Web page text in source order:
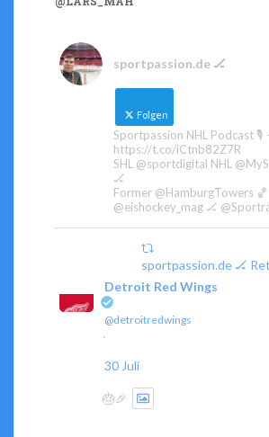
sportpassion.de 🏒
Folgen
Sportpassion NHL Podcast 🎙️
https://t.co/iCtnb82Z7R
SHL @sportdigital NHL
🏒
Former @HamburgTowers 🏀
@eishockey_mag 🏒
sportpassion.de 🏒
Detroit Red Wings
@detroitredwings
·
30 Juli
🎂🎉